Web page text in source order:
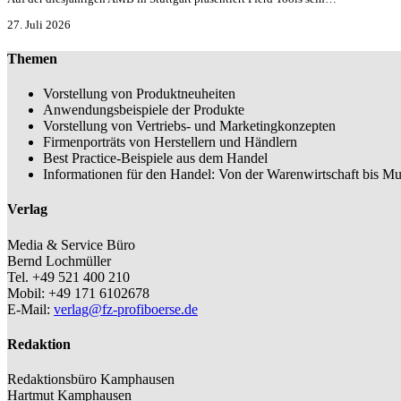
27. Juli 2026
Themen
Vorstellung von Produktneuheiten
Anwendungsbeispiele der Produkte
Vorstellung von Vertriebs- und Marketingkonzepten
Firmenporträts von Herstellern und Händlern
Best Practice-Beispiele aus dem Handel
Informationen für den Handel: Von der Warenwirtschaft bis
Verlag
Media & Service Büro
Bernd Lochmüller
Tel. +49 521 400 210
Mobil: +49 171 6102678
E-Mail: verlag@fz-profiboerse.de
Redaktion
Redaktionsbüro Kamphausen
Hartmut Kamphausen